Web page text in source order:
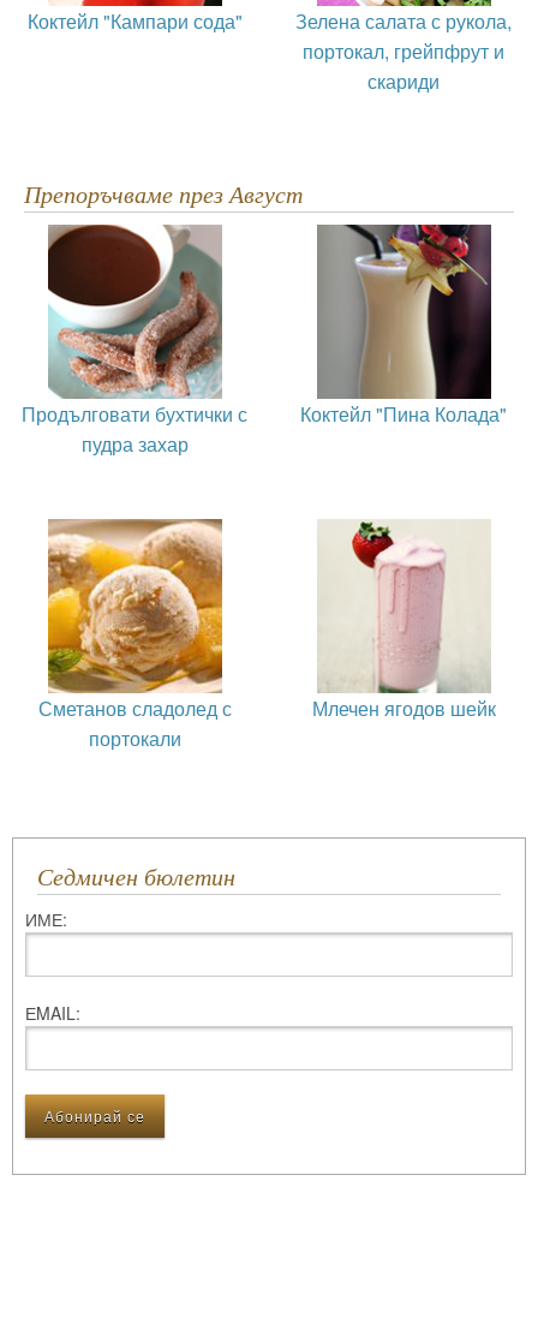
Коктейл "Кампари сода"
Зелена салата с рукола,
портокал, грейпфрут и
скариди
Препоръчваме през Август
Продълговати бухтички с
пудра захар
Коктейл "Пина Колада"
Сметанов сладолед с
портокали
Млечен ягодов шейк
Седмичен бюлетин
ИМЕ:
ЕMAIL: